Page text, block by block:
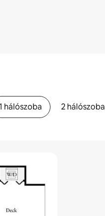
hálószoba 2 hálószoba